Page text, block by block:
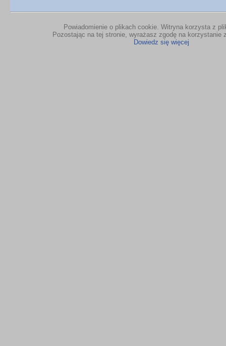
Powiadomienie o plikach cookie. Witryna korzysta z
Pozostając na tej stronie, wyrażasz zgodę na korzystanie
Dowiedz się więcej